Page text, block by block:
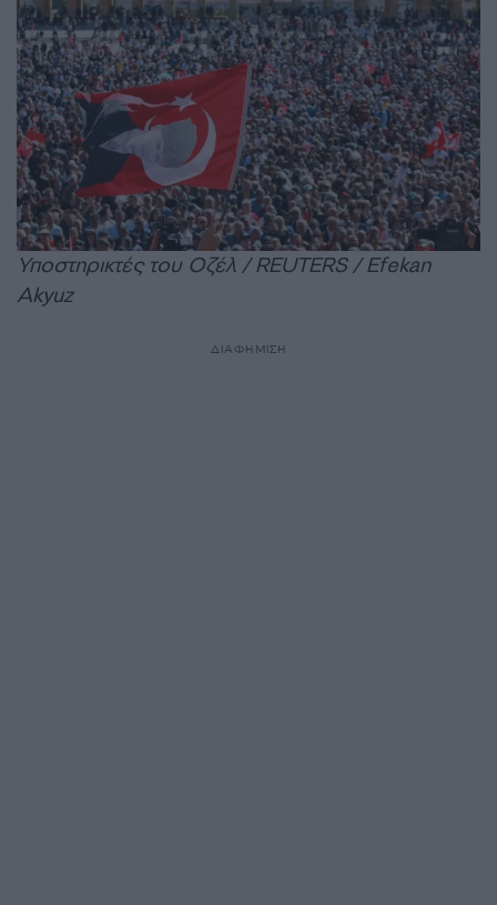
Υποστηρικτές του Οζέλ / REUTERS / Efekan
Akyuz
ΔΙΑΦΗΜΙΣΗ